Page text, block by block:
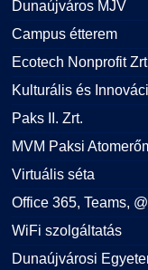
Dunaújváros MJV
Campus étterem
Ecotech Nonprofit
Kulturális és
Paks II. Zrt.
MVM Paksi
Virtuális séta
Office 365, Teams,
WiFi szolgáltatás
Dunaújvárosi